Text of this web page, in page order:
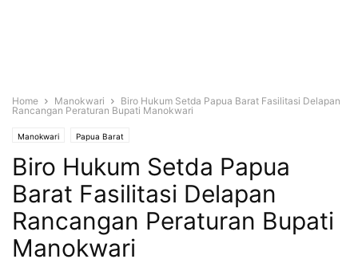
Home Manokwari
Biro Hukum Setda Papua Barat Fasilitasi Delapan
Rancangan Peraturan Bupati Manokwari
Manokwari Papua Barat
Biro Hukum Setda Papua
Barat Fasilitasi Delapan
Rancangan Peraturan Bupati
Manokwari